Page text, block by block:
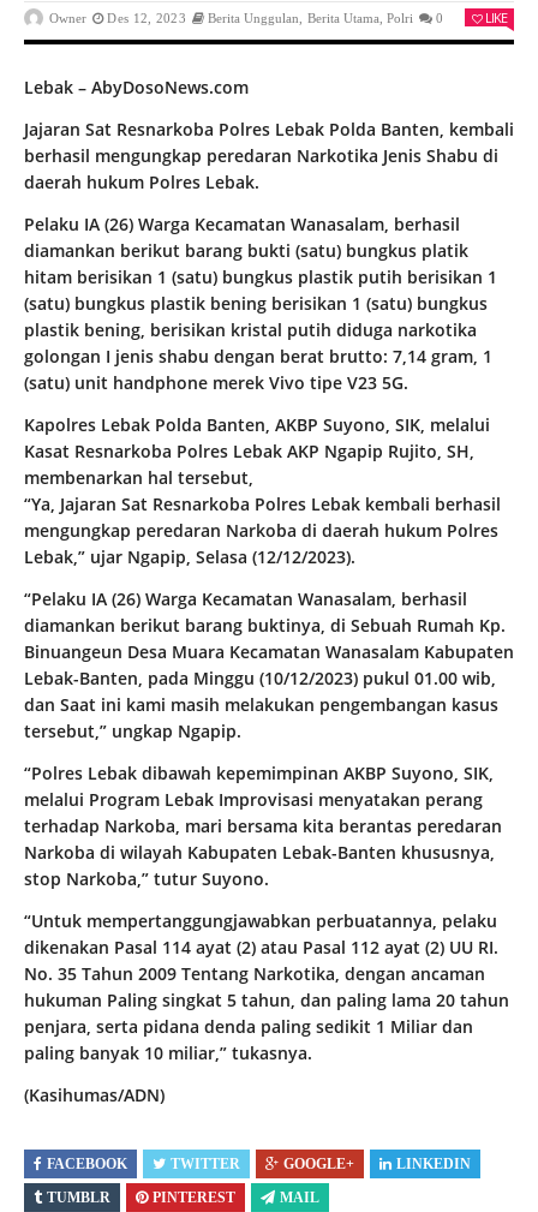
Owner Des 12, 2023 Berita Unggulan Berita Utama ,Polri 0 LIKE
Lebak – AbyDosoNews.com
Jajaran Sat Resnarkoba Polres Lebak Polda Banten, kembali
berhasil mengungkap peredaran Narkotika Jenis Shabu di
daerah hukum Polres Lebak.
Pelaku IA (26) Warga Kecamatan Wanasalam, berhasil
diamankan berikut barang bukti (satu) bungkus platik
hitam berisikan 1 (satu) bungkus plastik putih berisikan 1
(satu) bungkus plastik bening berisikan 1 (satu) bungkus
plastik bening, berisikan kristal putih diduga narkotika
golongan I jenis shabu dengan berat brutto: 7,14 gram, 1
(satu) unit handphone merek Vivo tipe V23 5G.
Kapolres Lebak Polda Banten, AKBP Suyono, SIK, melalui
Kasat Resnarkoba Polres Lebak AKP Ngapip Rujito, SH,
membenarkan hal tersebut,
“Ya, Jajaran Sat Resnarkoba Polres Lebak kembali berhasil
mengungkap peredaran Narkoba di daerah hukum Polres
Lebak,” ujar Ngapip, Selasa (12/12/2023).
“Pelaku IA (26) Warga Kecamatan Wanasalam, berhasil
diamankan berikut barang buktinya, di Sebuah Rumah Kp.
Binuangeun Desa Muara Kecamatan Wanasalam Kabupaten
Lebak-Banten, pada Minggu (10/12/2023) pukul 01.00 wib,
dan Saat ini kami masih melakukan pengembangan kasus
tersebut,” ungkap Ngapip.
“Polres Lebak dibawah kepemimpinan AKBP Suyono, SIK,
melalui Program Lebak Improvisasi menyatakan perang
terhadap Narkoba, mari bersama kita berantas peredaran
Narkoba di wilayah Kabupaten Lebak-Banten khususnya,
stop Narkoba,” tutur Suyono.
“Untuk mempertanggungjawabkan perbuatannya, pelaku
dikenakan Pasal 114 ayat (2) atau Pasal 112 ayat (2) UU RI.
No. 35 Tahun 2009 Tentang Narkotika, dengan ancaman
hukuman Paling singkat 5 tahun, dan paling lama 20 tahun
penjara, serta pidana denda paling sedikit 1 Miliar dan
paling banyak 10 miliar,” tukasnya.
(Kasihumas/ADN)
FACEBOOK TWITTER GOOGLE+
LINKEDIN
TUMBLR
PINTEREST MAIL